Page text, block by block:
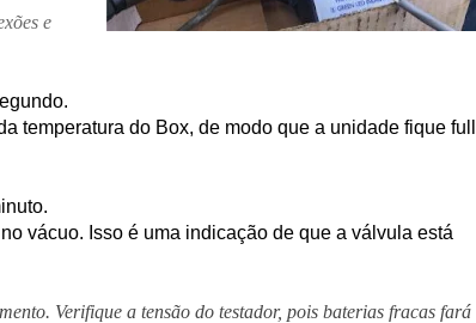
e
temperatura do Box, de modo que a unidade fique full
vácuo. Isso é uma indicação de que a válvula está
Verifique a tensão do testador, pois baterias fracas fará